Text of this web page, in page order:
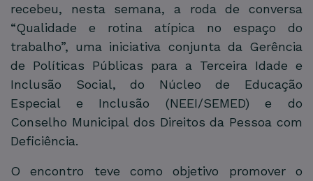
recebeu, nesta semana, a roda de conversa
“Qualidade e rotina atípica no espaço do
trabalho”, uma iniciativa conjunta da Gerência
de Políticas Públicas para a Terceira Idade e
Inclusão Social, do Núcleo de Educação
Especial e Inclusão (NEEI/SEMED) e do
Conselho Municipal dos Direitos da Pessoa com
Deficiência.
O encontro teve como objetivo promover o